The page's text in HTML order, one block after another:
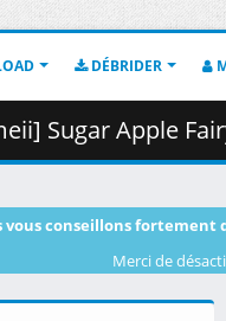
DÉBRIDER
Apple Fairy Tale -
vous conseillons fortement
Merci de